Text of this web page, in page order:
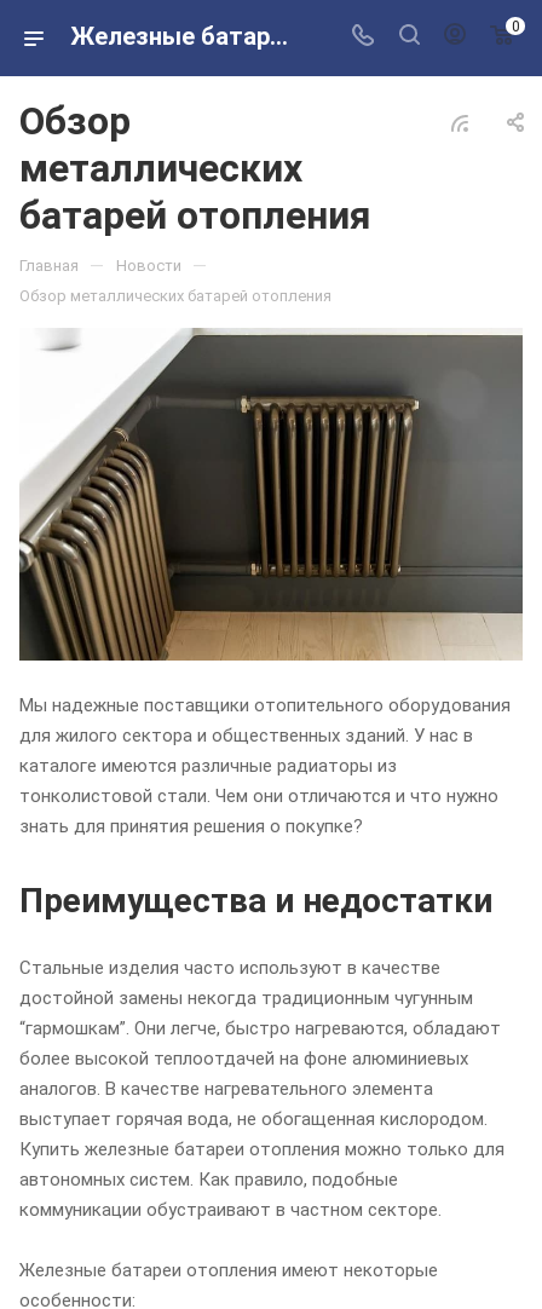
Железные батареи отопления, какие батареи отопления лучше 0
Обзор
металлических
батарей отопления
Главная — Новости —
Обзор металлических батарей отопления
Мы надежные поставщики отопительного оборудования
для жилого сектора и общественных зданий. У нас в
каталоге имеются различные радиаторы из
тонколистовой стали. Чем они отличаются и что нужно
знать для принятия решения о покупке?
Преимущества и недостатки
Стальные изделия часто используют в качестве
достойной замены некогда традиционным чугунным
“гармошкам”. Они легче, быстро нагреваются, обладают
более высокой теплоотдачей на фоне алюминиевых
аналогов. В качестве нагревательного элемента
выступает горячая вода, не обогащенная кислородом.
Купить железные батареи отопления можно только для
автономных систем. Как правило, подобные
коммуникации обустраивают в частном секторе.
Железные батареи отопления имеют некоторые
особенности: